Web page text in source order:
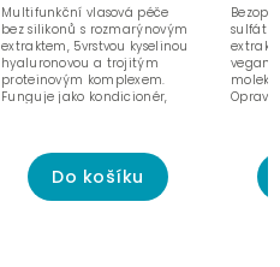
Do košíku
Multifunkční vlasová péče
bez silikonů s rozmarýnovým
extraktem, 5vrstvou kyselinou
hyaluronovou a trojitým
proteinovým komplexem.
Funguje jako kondicionér,
sulfátů